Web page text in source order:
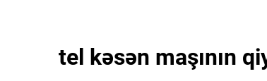
tel kəsən maşının